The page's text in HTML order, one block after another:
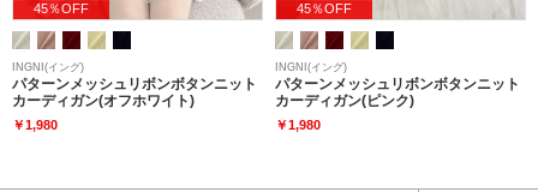
45％OFF
INGNI(イング)
パターンメッシュリボンボタンニット
カーディガン(オフホワイト)
￥1,980
45％OFF
INGNI(イング)
パターンメッシュリボンボタンニット
カーディガン(ピンク)
￥1,980